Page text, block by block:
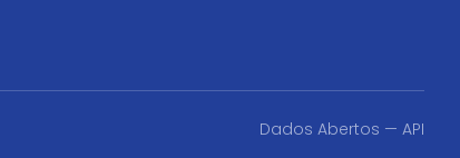
Dados Abertos — API